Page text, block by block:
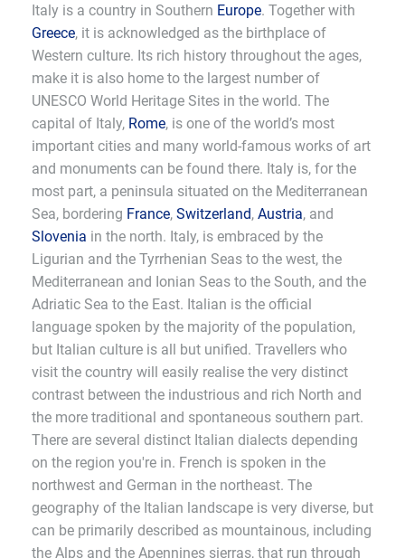
Italy is a country in Southern Europe. Together with
Greece, it is acknowledged as the birthplace of
Western culture. Its rich history throughout the ages,
make it is also home to the largest number of
UNESCO World Heritage Sites in the world. The
capital of Italy, Rome, is one of the world’s most
important cities and many world-famous works of art
and monuments can be found there. Italy is, for the
most part, a peninsula situated on the Mediterranean
Sea, bordering France, Switzerland, Austria, and
Slovenia in the north. Italy, is embraced by the
Ligurian and the Tyrrhenian Seas to the west, the
Mediterranean and Ionian Seas to the South, and the
Adriatic Sea to the East. Italian is the official
language spoken by the majority of the population,
but Italian culture is all but unified. Travellers who
visit the country will easily realise the very distinct
contrast between the industrious and rich North and
the more traditional and spontaneous southern part.
There are several distinct Italian dialects depending
on the region you're in. French is spoken in the
northwest and German in the northeast. The
geography of the Italian landscape is very diverse, but
can be primarily described as mountainous, including
the Alps and the Apennines sierras, that run through